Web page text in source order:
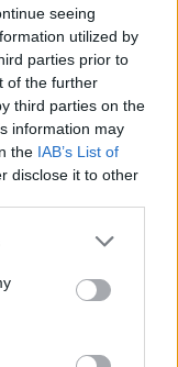
seeing
utilized by
parties prior to
of the further
third parties on the
information may
the IAB’s List of
disclose it to other
or more Google
You may click to
party tags to
in below Google